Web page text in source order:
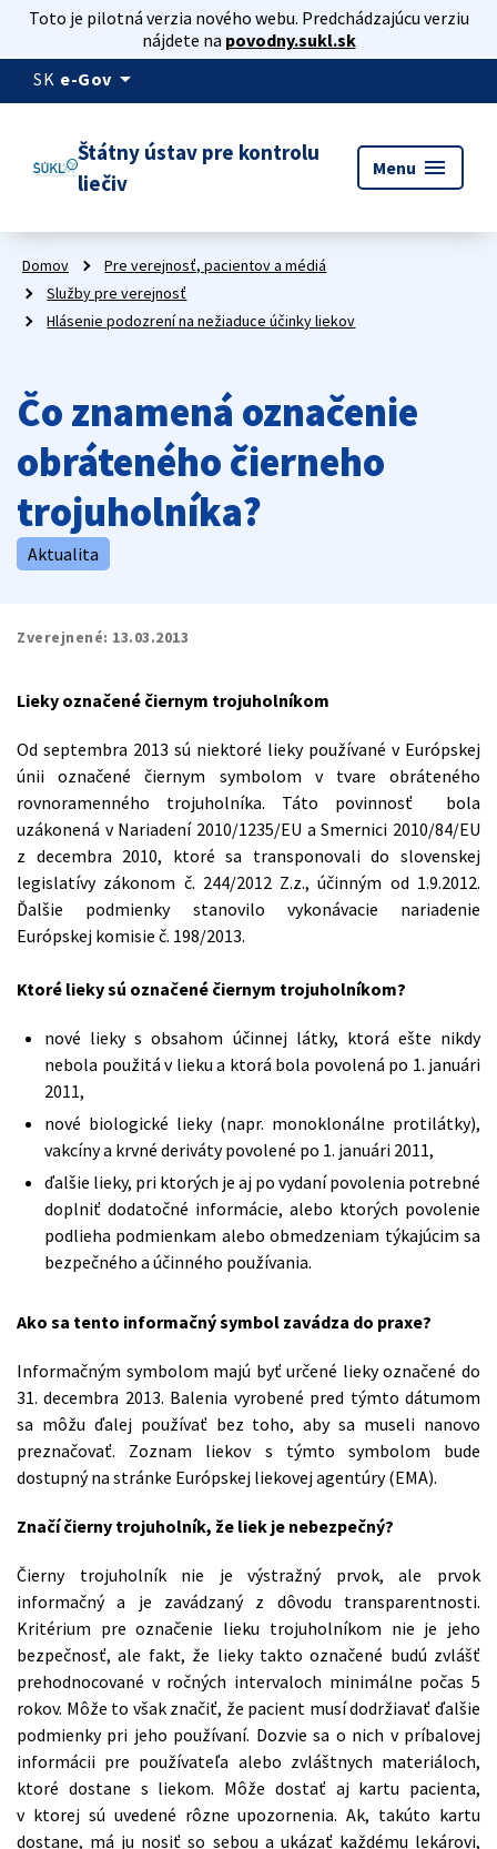
Toto je pilotná verzia nového webu. Predchádzajúcu verziu
nájdete na povodny.sukl.sk
SK e-Gov arrow_drop_down
Štátny ústav pre kontrolu
liečiv
Menu menu
Domov
Pre verejnosť, pacientov a médiá
Služby pre verejnosť
Hlásenie podozrení na nežiaduce účinky liekov
Čo znamená označenie
obráteného čierneho
trojuholníka?
Aktualita
Zverejnené: 13.03.2013
Lieky označené čiernym trojuholníkom
Od septembra 2013 sú niektoré lieky používané v Európskej
únii označené čiernym symbolom v tvare obráteného
rovnoramenného trojuholníka. Táto povinnosť bola
uzákonená v Nariadení 2010/1235/EU a Smernici 2010/84/EU
z decembra 2010, ktoré sa transponovali do slovenskej
legislatívy zákonom č. 244/2012 Z.z., účinným od 1.9.2012.
Ďalšie podmienky stanovilo vykonávacie nariadenie
Európskej komisie č. 198/2013.
Ktoré lieky sú označené čiernym trojuholníkom?
nové lieky s obsahom účinnej látky, ktorá ešte nikdy
nebola použitá v lieku a ktorá bola povolená po 1. januári
2011,
nové biologické lieky (napr. monoklonálne protilátky),
vakcíny a krvné deriváty povolené po 1. januári 2011,
ďalšie lieky, pri ktorých je aj po vydaní povolenia potrebné
doplniť dodatočné informácie, alebo ktorých povolenie
podlieha podmienkam alebo obmedzeniam týkajúcim sa
bezpečného a účinného používania.
Ako sa tento informačný symbol zavádza do praxe?
Informačným symbolom majú byť určené lieky označené do
31. decembra 2013. Balenia vyrobené pred týmto dátumom
sa môžu ďalej používať bez toho, aby sa museli nanovo
preznačovať. Zoznam liekov s týmto symbolom bude
dostupný na stránke Európskej liekovej agentúry (EMA).
Značí čierny trojuholník, že liek je nebezpečný?
Čierny trojuholník nie je výstražný prvok, ale prvok
informačný a je zavádzaný z dôvodu transparentnosti.
Kritérium pre označenie lieku trojuholníkom nie je jeho
bezpečnosť, ale fakt, že lieky takto označené budú zvlášť
prehodnocované v ročných intervaloch minimálne počas 5
rokov. Môže to však značiť, že pacient musí dodržiavať ďalšie
podmienky pri jeho používaní. Dozvie sa o nich v príbalovej
informácii pre používateľa alebo zvláštnych materiáloch,
ktoré dostane s liekom. Môže dostať aj kartu pacienta,
v ktorej sú uvedené rôzne upozornenia. Ak, takúto kartu
dostane, má ju nosiť so sebou a ukázať každému lekárovi,